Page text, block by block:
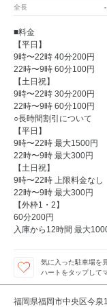
全長 -
■料金
【平日】
9時〜22時 40分200円
22時〜9時 60分100円
【土日祝】
9時〜22時 30分200円
22時〜9時 60分100円
○長時間割引について
【平日】
9時〜22時 最大1500円
22時〜9時 最大300円
【土日祝】
9時〜22時 上限料金なし
22時〜9時 最大300円
【外枠1・2】
60分200円
入庫から12時間 最大
気に入った駐車場を
ハートをタップして
福岡県福岡市中央区今